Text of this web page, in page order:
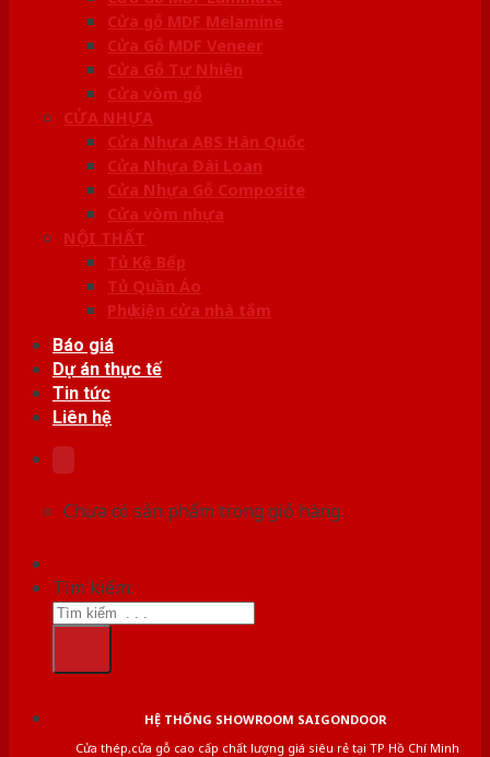
Cửa gỗ MDF Melamine
Cửa Gỗ MDF Veneer
Cửa Gỗ Tự Nhiên
Cửa vòm gỗ
CỬA NHỰA
Cửa Nhựa ABS Hàn Quốc
Cửa Nhựa Đài Loan
Cửa Nhựa Gỗ Composite
Cửa vòm nhựa
NỘI THẤT
Tủ Kệ Bếp
Tủ Quần Áo
Phụ kiện cửa nhà tắm
Báo giá
Dự án thực tế
Tin tức
Liên hệ
Chưa có sản phẩm trong giỏ hàng.
Tìm kiếm:
HỆ THỐNG SHOWROOM SAIGONDOOR
Cửa thép,cửa gỗ cao cấp chất lượng giá siêu rẻ tại TP Hồ Chí Minh